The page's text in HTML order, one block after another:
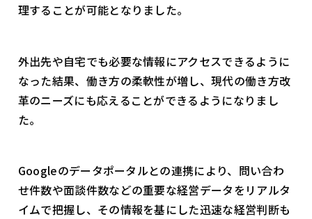
理することが可能となりました。
外出先や自宅でも必要な情報にアクセスできるように
なった結果、働き方の柔軟性が増し、現代の働き方改
革のニーズにも応えることができるようになりまし
た。
Googleのデータポータルとの連携により、問い合わ
せ件数や面談件数などの重要な経営データをリアルタ
イムで把握し、その情報を基にした迅速な経営判断も